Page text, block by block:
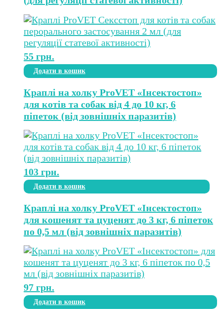
55 грн.
Додати в кошик
Краплі на холку ProVET «Інсектостоп»
для котів та собак від 4 до 10 кг, 6
піпеток (від зовнішніх паразитів)
103 грн.
Додати в кошик
Краплі на холку ProVET «Інсектостоп»
для кошенят та цуценят до 3 кг, 6 піпеток
по 0,5 мл (від зовнішніх паразитів)
97 грн.
Додати в кошик